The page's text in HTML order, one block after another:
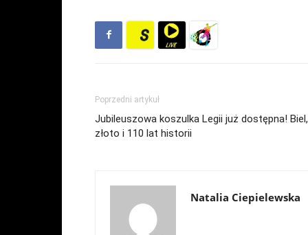
Poprzedni artykuł
Jubileuszowa koszulka Legii już dostępna! Biel,
złoto i 110 lat historii
Natalia Ciepielewska